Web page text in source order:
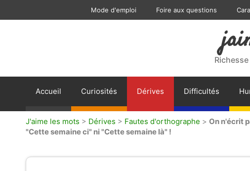
Mode d'emploi Foire aux questions
Accueil Curiosités Dérives Difficultés
J'aime les mots > Dérives > Fautes d'orthographe > On n'écrit
"Cette semaine ci" ni "Cette semaine là" !